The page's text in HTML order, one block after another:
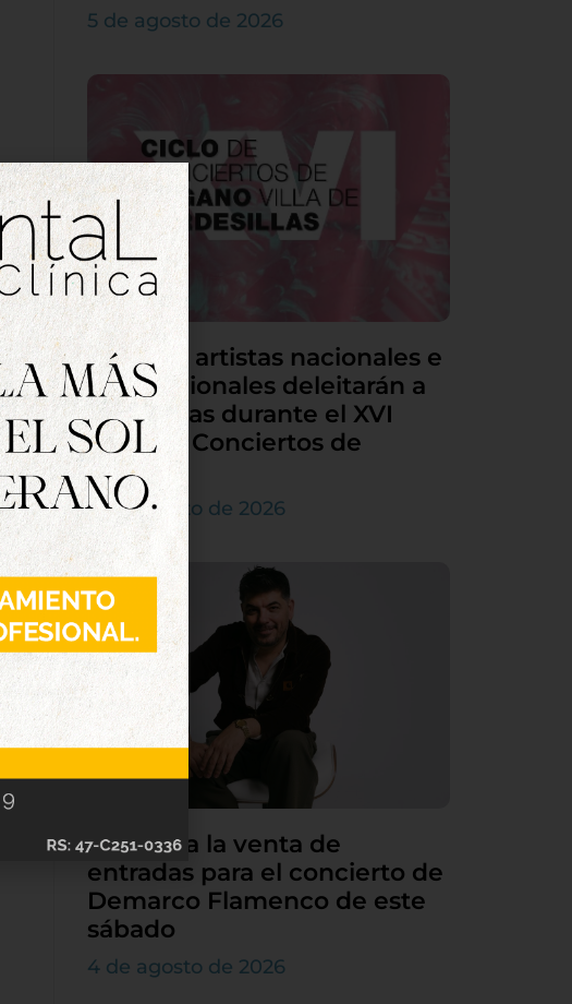
5 de agosto de 2026
Grandes artistas nacionales e
internacionales deleitarán a
Tordesillas durante el XVI
Ciclo de Conciertos de
Órgano
4 de agosto de 2026
Continúa la venta de
entradas para el concierto de
Demarco Flamenco de este
sábado
4 de agosto de 2026